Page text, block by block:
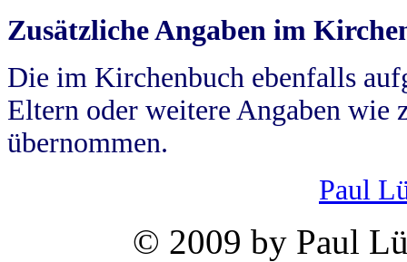
Zusätzliche Angaben im
Die im Kirchenbuch ebenfalls
Eltern oder weitere Angaben wie
übernommen.
Paul
© 2009 by Paul